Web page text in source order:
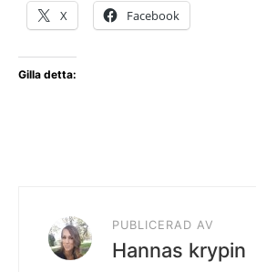
X Facebook
Gilla detta:
PUBLICERAD AV
Hannas krypin